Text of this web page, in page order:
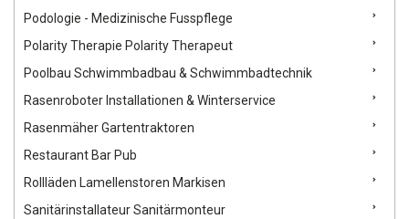
Podologie - Medizinische Fusspflege
Polarity Therapie Polarity Therapeut
Poolbau Schwimmbadbau & Schwimmbadtechnik
Rasenroboter Installationen & Winterservice
Rasenmäher Gartentraktoren
Restaurant Bar Pub
Rollläden Lamellenstoren Markisen
Sanitärinstallateur Sanitärmonteur